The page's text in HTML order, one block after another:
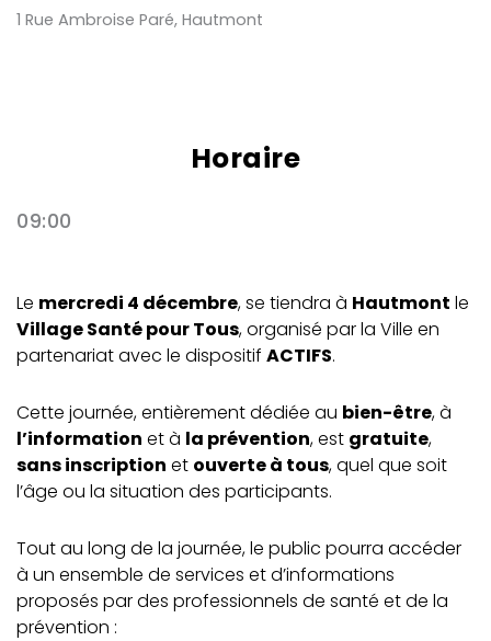
1 Rue Ambroise Paré, Hautmont
Horaire
09:00
Le mercredi 4 décembre, se tiendra à Hautmont le
Village Santé pour Tous, organisé par la Ville en
partenariat avec le dispositif ACTIFS.
Cette journée, entièrement dédiée au bien-être, à
l’information et à la prévention, est gratuite,
sans inscription et ouverte à tous, quel que soit
l’âge ou la situation des participants.
Tout au long de la journée, le public pourra accéder
à un ensemble de services et d’informations
proposés par des professionnels de santé et de la
prévention :